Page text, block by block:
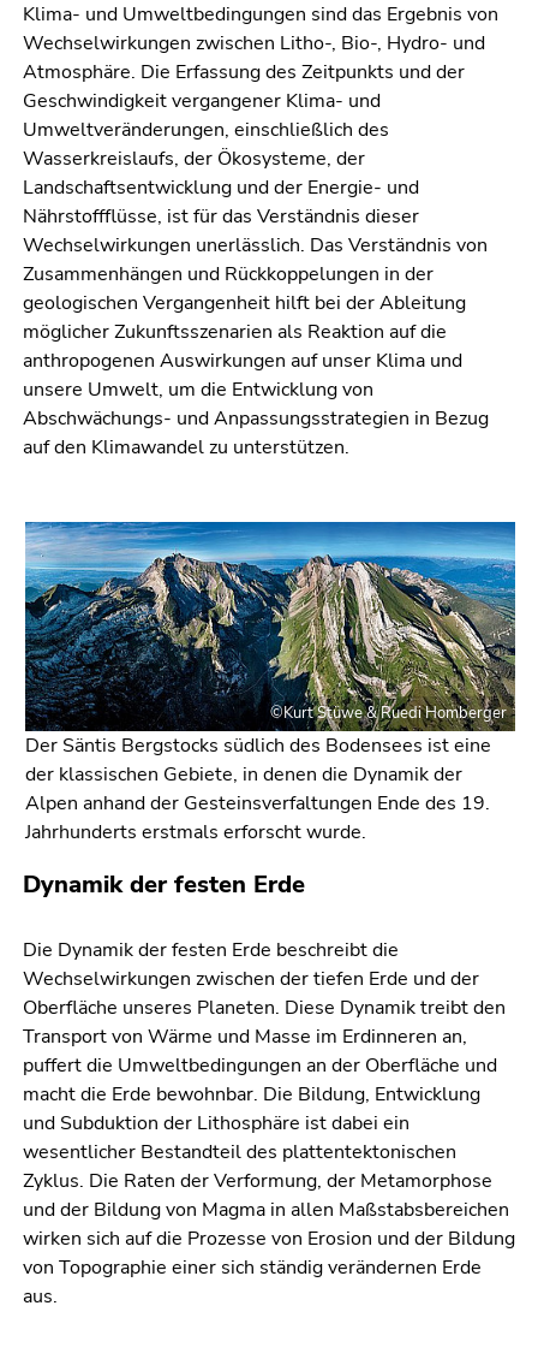
Klima- und Umweltbedingungen sind das Ergebnis von
Wechselwirkungen zwischen Litho-, Bio-, Hydro- und
Atmosphäre. Die Erfassung des Zeitpunkts und der
Geschwindigkeit vergangener Klima- und
Umweltveränderungen, einschließlich des
Wasserkreislaufs, der Ökosysteme, der
Landschaftsentwicklung und der Energie- und
Nährstoffflüsse, ist für das Verständnis dieser
Wechselwirkungen unerlässlich. Das Verständnis von
Zusammenhängen und Rückkoppelungen in der
geologischen Vergangenheit hilft bei der Ableitung
möglicher Zukunftsszenarien als Reaktion auf die
anthropogenen Auswirkungen auf unser Klima und
unsere Umwelt, um die Entwicklung von
Abschwächungs- und Anpassungsstrategien in Bezug
auf den Klimawandel zu unterstützen.
©Kurt Stüwe & Ruedi Homberger
Der Säntis Bergstocks südlich des Bodensees ist eine
der klassischen Gebiete, in denen die Dynamik der
Alpen anhand der Gesteinsverfaltungen Ende des 19.
Jahrhunderts erstmals erforscht wurde.
Dynamik der festen Erde
Die Dynamik der festen Erde beschreibt die
Wechselwirkungen zwischen der tiefen Erde und der
Oberfläche unseres Planeten. Diese Dynamik treibt den
Transport von Wärme und Masse im Erdinneren an,
puffert die Umweltbedingungen an der Oberfläche und
macht die Erde bewohnbar. Die Bildung, Entwicklung
und Subduktion der Lithosphäre ist dabei ein
wesentlicher Bestandteil des plattentektonischen
Zyklus. Die Raten der Verformung, der Metamorphose
und der Bildung von Magma in allen Maßstabsbereichen
wirken sich auf die Prozesse von Erosion und der Bildung
von Topographie einer sich ständig verändernen Erde
aus.